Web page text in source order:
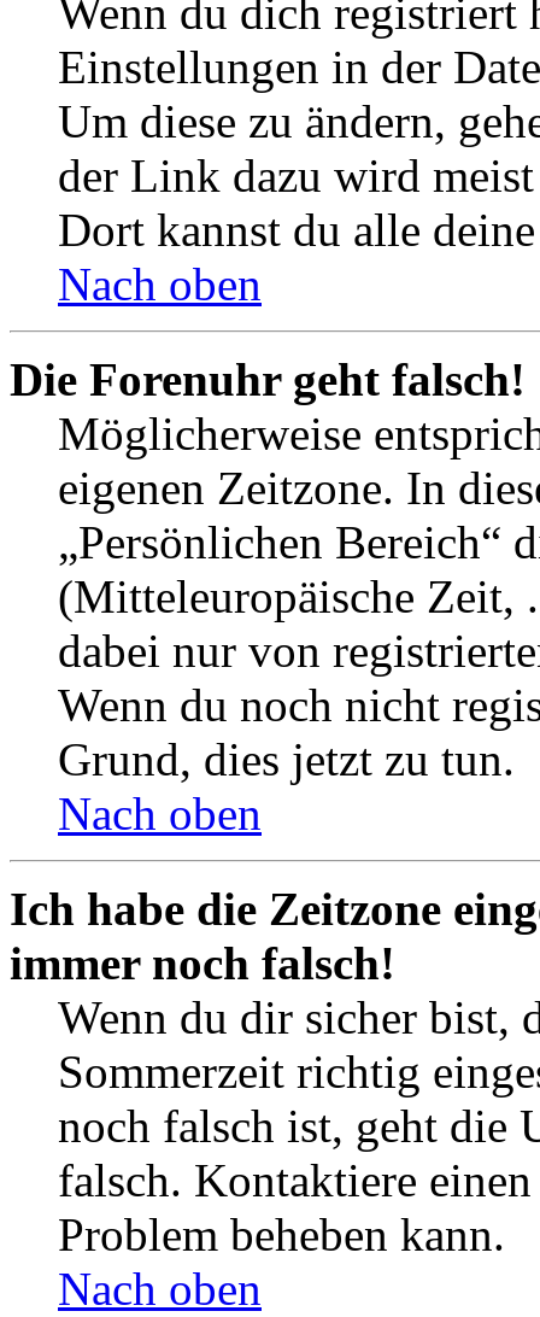
Wenn du dich registriert
Einstellungen in der
Um diese zu ändern,
der Link dazu wird
Dort kannst du alle
Nach oben
Die Forenuhr geht falsch!
Möglicherweise
eigenen Zeitzone. In
„Persönlichen Bereich“
(Mitteleuropäische Zeit,
dabei nur von
Wenn du noch nicht
Grund, dies jetzt zu tun.
Nach oben
Ich habe die Zeitzone
immer noch falsch!
Wenn du dir sicher bist,
Sommerzeit richtig
noch falsch ist, geht die
falsch. Kontaktiere
Problem beheben kann.
Nach oben